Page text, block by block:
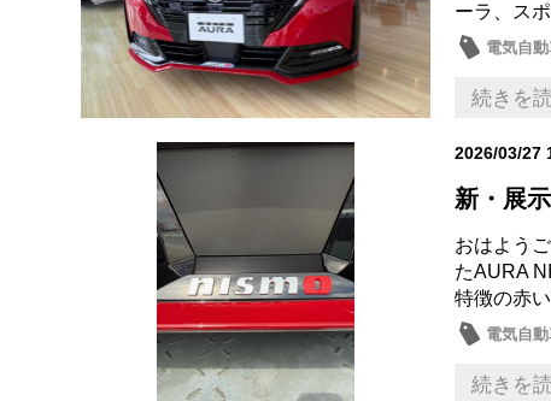
ーラ、ス
電気自動
続きを
2026/03/27
新・展
おはよう
たAURA
特徴の赤
電気自動
続きを